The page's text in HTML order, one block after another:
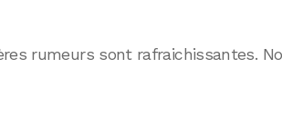
rumeurs sont rafraichissantes.